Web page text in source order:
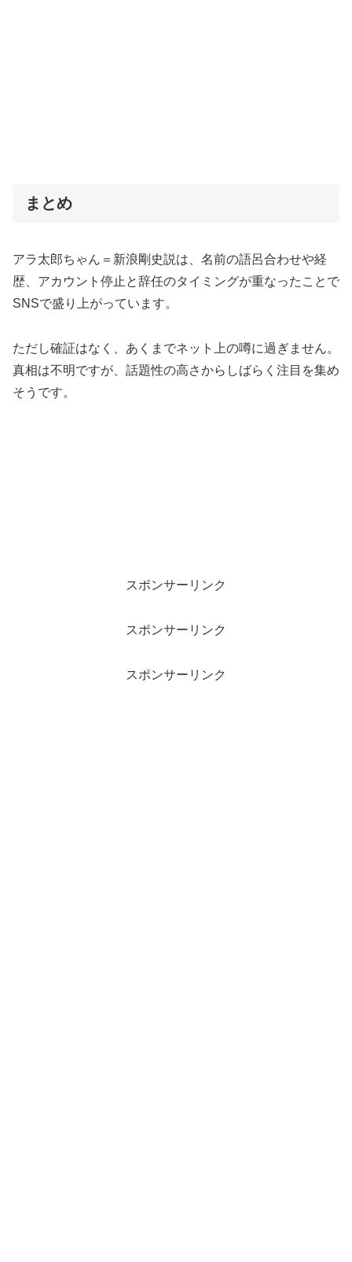
まとめ
アラ太郎ちゃん＝新浪剛史説は、名前の語呂合わせや経
歴、アカウント停止と辞任のタイミングが重なったことで
SNSで盛り上がっています。
ただし確証はなく、あくまでネット上の噂に過ぎません。
真相は不明ですが、話題性の高さからしばらく注目を集め
そうです。
スポンサーリンク
スポンサーリンク
スポンサーリンク